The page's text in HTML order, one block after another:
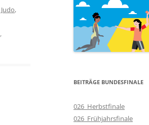
Judo,
,
BEITRÄGE BUNDESFINALE
026_Herbstfinale
026_Frühjahrsfinale